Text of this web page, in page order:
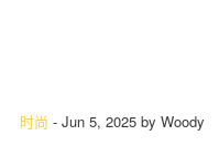
时尚 - Jun 5, 2025 by Woody